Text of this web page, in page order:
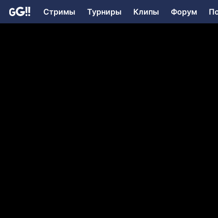
Стримы Турниры Клипы Форум